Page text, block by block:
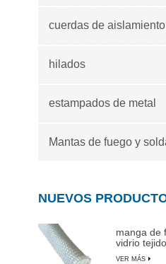
cuerdas de aislamiento
hilados
estampados de metal
Mantas de fuego y
NUEVOS
manga de
vidrio
temperatura
VER MÁS